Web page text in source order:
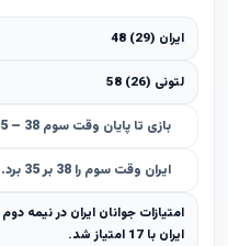
ایران (29) 48
لتونی (26) 58
بازی تا پایان وقت سوم 38 – 35 ایران...
ایران وقت سوم را 38 بر 35 برد.
ایران با 17 امتیاز شد.